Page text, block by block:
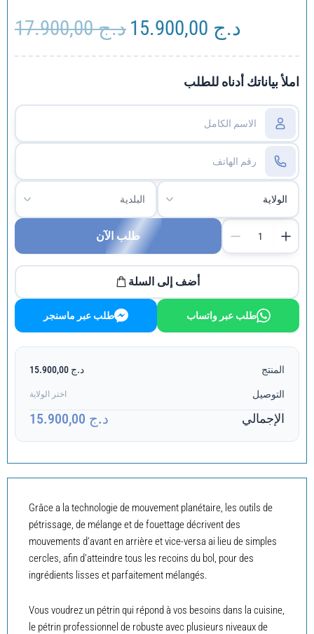
د.ج17.900,00
Le
initial
د.ج
actuel
est :
املأ بياناتك أدناه للطلب
طلب الآن
أضف إلى السلة
طلب عبر واتساب طلب عبر ماسنجر
المنتج د.ج 15.900,00
التوصيل اختر الولاية
الإجمالي د.ج 15.900,00
Grâce a la technologie de mouvement planétaire, les outils de
pétrissage, de mélange et de fouettage décrivent des
mouvements d’avant en arrière et vice-versa ai lieu de simples
cercles, afin d’atteindre tous les recoins du bol, pour des
ingrédients lisses et parfaitement mélangés.
Vous voudrez un pétrin qui répond à vos besoins dans la cuisine,
le pétrin professionnel de robuste avec plusieurs niveaux de